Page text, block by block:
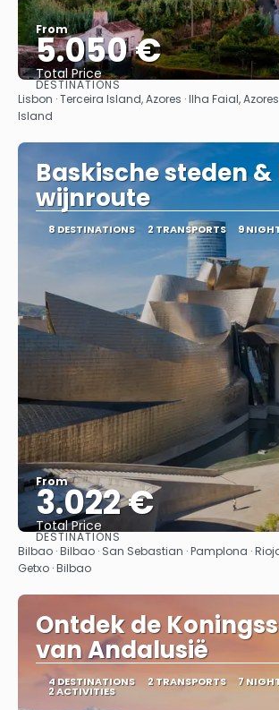
From
5.050 €
Total Price
See
DESTINATIONS
Lisbon · Terceira Island, Azores · Ilha Faial,
Island
Baskische steden &
wijnroute
8 DESTINATIONS 2 TRANSPORTS 9
From
3.022 €
Total Price
See
DESTINATIONS
Bilbao · Bilbao · San Sebastian · Pamplona ·
Getxo · Bilbao
Ontdek de
van Andalusië
4 DESTINATIONS 2 TRANSPORTS 7
2 ACTIVITIES